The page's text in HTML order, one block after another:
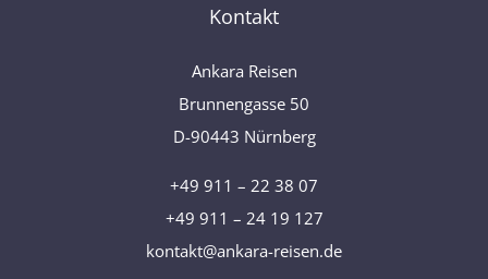
Kontakt
Ankara Reisen
Brunnengasse 50
D-90443 Nürnberg
+49 911 – 22 38 07
+49 911 – 24 19 127
kontakt@ankara-reisen.de